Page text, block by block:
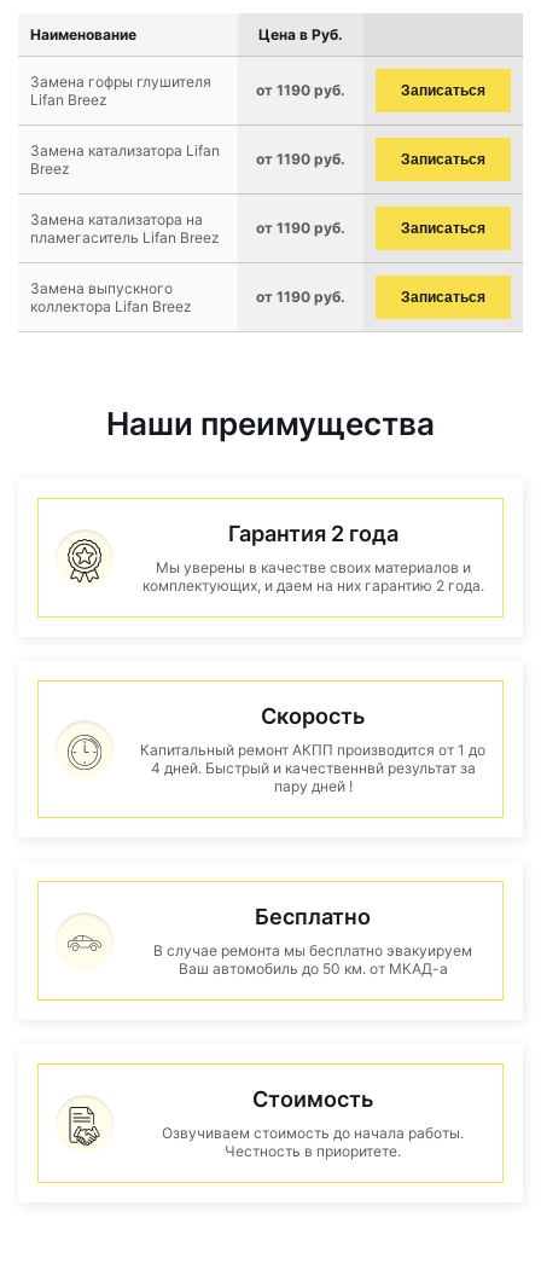
Наименование Цена в Руб.
Замена гофры глушителя
Lifan Breez
от 1190 руб. Записаться
Замена катализатора Lifan
Breez
от 1190 руб. Записаться
Замена катализатора на
пламегаситель Lifan Breez
от 1190 руб. Записаться
Замена выпускного
коллектора Lifan Breez
от 1190 руб. Записаться
Наши преимущества
Гарантия 2 года
Мы уверены в качестве своих материалов и
комплектующих, и даем на них гарантию 2 года.
Скорость
Капитальный ремонт АКПП производится от 1 до
4 дней. Быстрый и качественнвй результат за
пару дней !
Бесплатно
В случае ремонта мы бесплатно эвакуируем
Ваш автомобиль до 50 км. от МКАД-а
Стоимость
Озвучиваем стоимость до начала работы.
Честность в приоритете.